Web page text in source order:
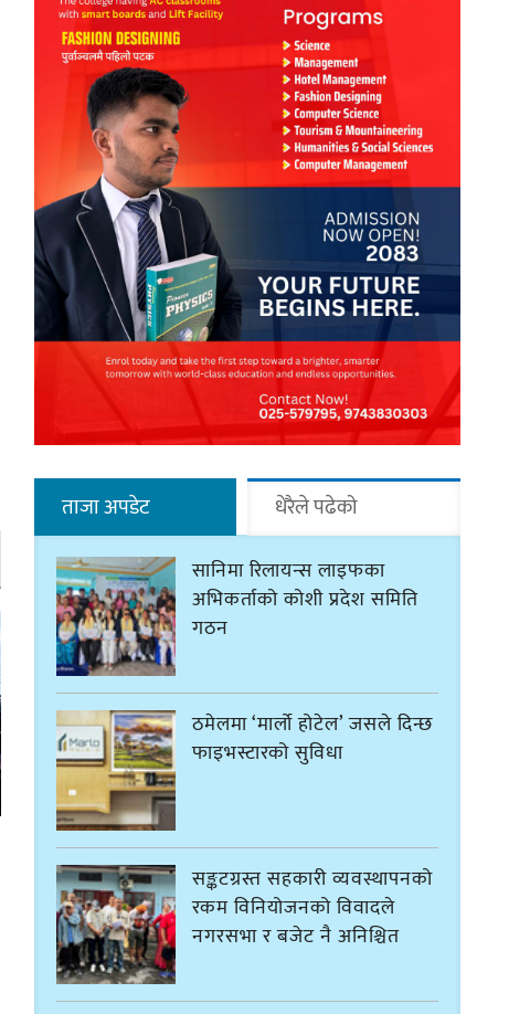
ताजा अपडेट धेरैले पढेको
सानिमा रिलायन्स लाइफका
अभिकर्ताको कोशी प्रदेश समिति
गठन
ठमेलमा ‘मार्लो होटेल’ जसले दिन्छ
फाइभस्टारको सुविधा
सङ्कटग्रस्त सहकारी व्यवस्थापनको
रकम विनियोजनको विवादले
नगरसभा र बजेट नै अनिश्चित